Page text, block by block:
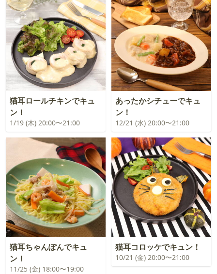
猫耳ロールチキンでキュ
ン！
1/19 (木) 20:00〜21:00
あったかシチューでキュ
ン！
12/21 (水) 20:00〜21:00
猫耳ちゃんぽんでキュ
ン！
11/25 (金) 18:00〜19:00
猫耳コロッケでキュン！
10/21 (金) 20:00〜21:00